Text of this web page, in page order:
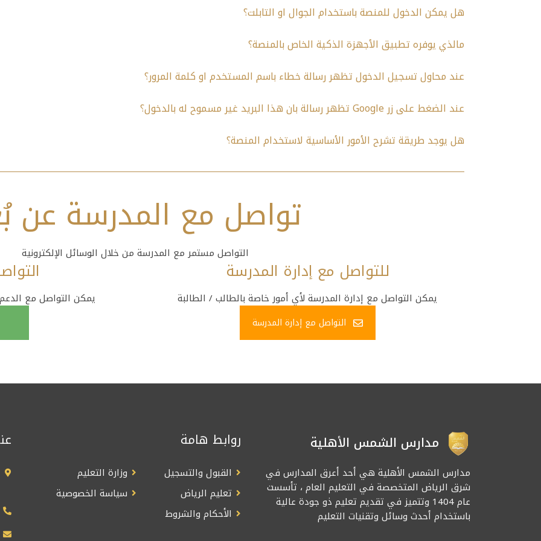
هل يمكن الدخول للمنصة باستخدام الجوال او التابلت؟
مالذي يوفره تطبيق الأجهزة الذكية الخاص بالمنصة؟
عند محاول تسجيل الدخول تظهر رسالة خطاء باسم المستخدم او كلمة المرور؟
عند الضغط على زر Google تظهر رسالة بان هذا البريد غير مسموح له بالدخول؟
هل يوجد طريقة تشرح الأمور الأساسية لاستخدام المنصة؟
تواصل مع المدرسة عن
التواصل مستمر مع المدرسة من خلال الوسائل الإلكترونية
يمكن التواصل مع
للتواصل مع إدارة المدرسة
يمكن التواصل مع إدارة المدرسة لأي أمور خاصة بالطالب / الطالبة
التواصل مع إدارة المدرسة
مدارس الشمس الأهلية
مدارس الشمس الأهلية هي أحد أعرق المدارس في
شرق الرياض المتخصصة في التعليم العام ، تأسست
عام 1404 وتتميز في تقديم تعليم ذو جودة عالية
باستخدام أحدث وسائل وتقنيات التعليم
روابط هامة
القبول والتسجيل
وزارة التعليم
تعليم الرياض
سياسة الخصوصية
الأحكام والشروط